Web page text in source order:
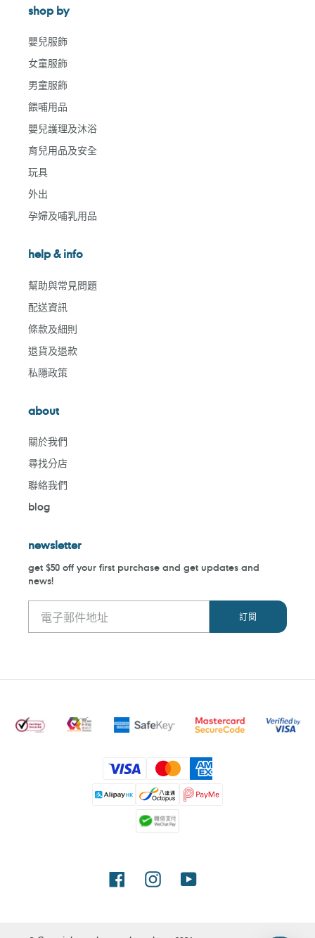
shop by
嬰兒服飾
女童服飾
男童服飾
餵哺用品
嬰兒護理及沐浴
育兒用品及安全
玩具
外出
孕婦及哺乳用品
help & info
幫助與常見問題
配送資訊
條款及細則
退貨及退款
私隱政策
about
關於我們
尋找分店
聯絡我們
blog
newsletter
get $50 off your first purchase and get updates and
news!
付
款
方
式
FacebookInstagramYouTube